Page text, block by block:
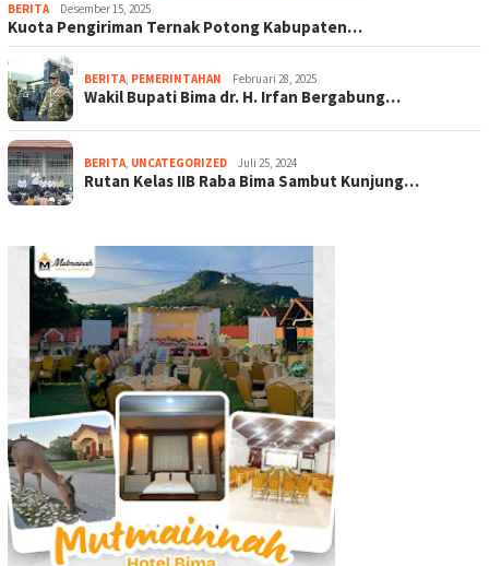
BERITA Desember 15, 2025
Kuota Pengiriman Ternak Potong Kabupaten…
BERITA, PEMERINTAHAN Februari 28, 2025
Wakil Bupati Bima dr. H. Irfan Bergabung…
BERITA, UNCATEGORIZED Juli 25, 2024
Rutan Kelas IIB Raba Bima Sambut Kunjung…